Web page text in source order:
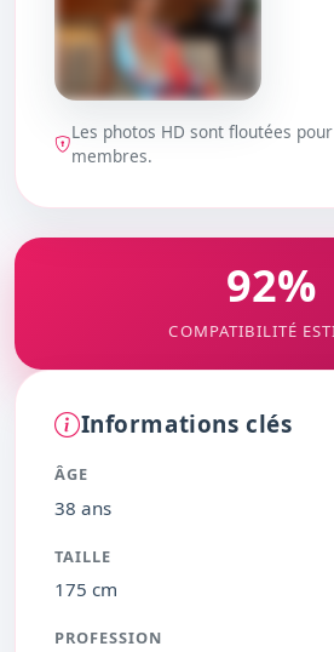
DÉBLOQUER
Les photos HD sont floutées
membres.
92%
COMPATIBILITÉ
Informations clés
ÂGE
38 ans
TAILLE
175 cm
PROFESSION